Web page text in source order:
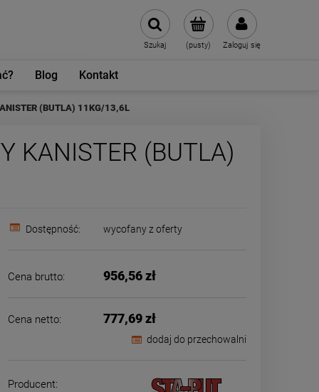
(pusty) Zaloguj się
Szukaj
Blog Kontakt
(BUTLA) 11KG/13,6L
KANISTER (BUTLA)
Dostępność: wycofany z oferty
Cena brutto: 956,56 zł
Cena netto: 777,69 zł
dodaj do przechowalni
Producent: